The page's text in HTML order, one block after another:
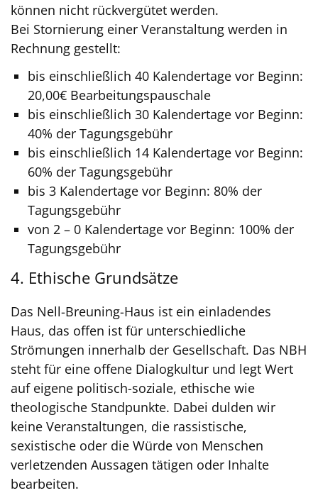
können nicht rückvergütet werden.
Bei Stornierung einer Veranstaltung werden in
Rechnung gestellt:
bis einschließlich 40 Kalendertage vor Beginn:
20,00€ Bearbeitungspauschale
bis einschließlich 30 Kalendertage vor Beginn:
40% der Tagungsgebühr
bis einschließlich 14 Kalendertage vor Beginn:
60% der Tagungsgebühr
bis 3 Kalendertage vor Beginn: 80% der
Tagungsgebühr
von 2 – 0 Kalendertage vor Beginn: 100% der
Tagungsgebühr
4. Ethische Grundsätze
Das Nell-Breuning-Haus ist ein einladendes
Haus, das offen ist für unterschiedliche
Strömungen innerhalb der Gesellschaft. Das NBH
steht für eine offene Dialogkultur und legt Wert
auf eigene politisch-soziale, ethische wie
theologische Standpunkte. Dabei dulden wir
keine Veranstaltungen, die rassistische,
sexistische oder die Würde von Menschen
verletzenden Aussagen tätigen oder Inhalte
bearbeiten.